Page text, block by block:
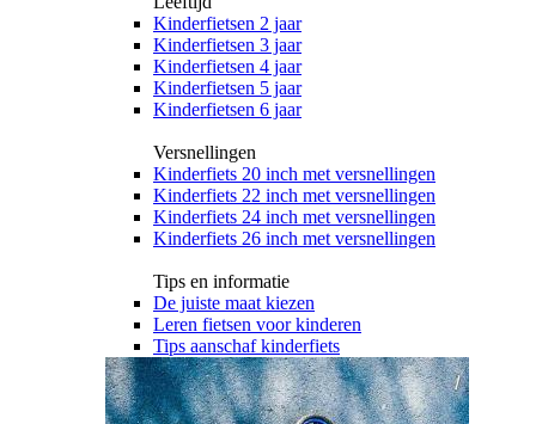
Kinderfietsen 2 jaar
Kinderfietsen 3 jaar
Kinderfietsen 4 jaar
Kinderfietsen 5 jaar
Kinderfietsen 6 jaar
Versnellingen
Kinderfiets 20 inch met versnellingen
Kinderfiets 22 inch met versnellingen
Kinderfiets 24 inch met versnellingen
Kinderfiets 26 inch met versnellingen
Tips en informatie
De juiste maat kiezen
Leren fietsen voor kinderen
Tips aanschaf kinderfiets